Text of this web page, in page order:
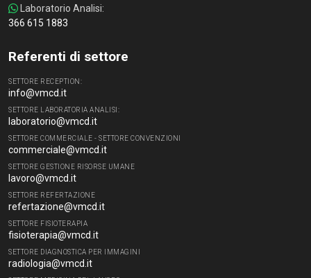
Laboratorio Analisi:
366 615 1883
Referenti di settore
SETTORE RECEPTION:
info@vmcd.it
SETTORE LABORATORIA ANALISI:
laboratorio@vmcd.it
SETTORE COMMERCIALE - SETTORE CONVENZIONI
commerciale@vmcd.it
SETTORE GESTIONE RISORSE UMANE
lavoro@vmcd.it
SETTORE REFERTAZIONE
refertazione@vmcd.it
SETTORE FISIOTERAPIA
fisioterapia@vmcd.it
SETTORE DIAGNOSTICA PER IMMAGINI
radiologia@vmcd.it